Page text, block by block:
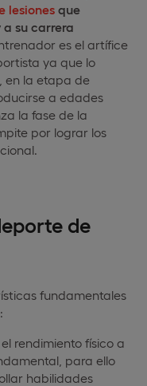
lesiones que
su carrera
es el artífice
ya que lo
en la etapa de
a edades
la fase de la
por lograr los
de
fundamentales
el rendimiento físico a
para ello
habilidades